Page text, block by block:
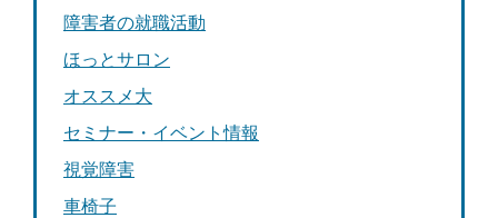
障害者の就職活動
ほっとサロン
オススメ大
セミナー・イベント情報
視覚障害
車椅子